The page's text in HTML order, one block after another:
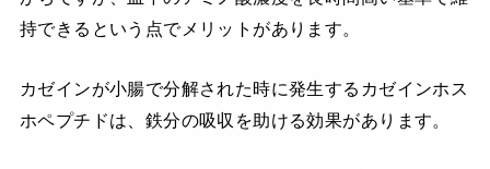
持できるという点でメリットがあります。
カゼインが小腸で分解された時に発生するカゼインホス
ホペプチドは、鉄分の吸収を助ける効果があります。